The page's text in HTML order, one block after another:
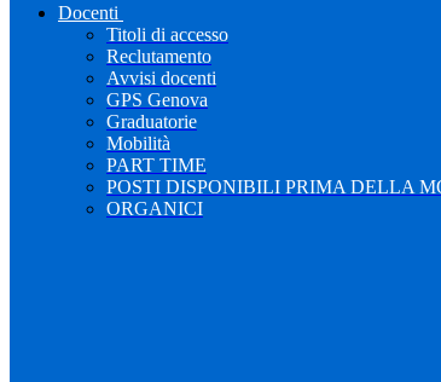
Docenti
Titoli di accesso
Reclutamento
Avvisi docenti
GPS Genova
Graduatorie
Mobilità
PART TIME
POSTI DISPONIBILI PRIMA DELLA
ORGANICI